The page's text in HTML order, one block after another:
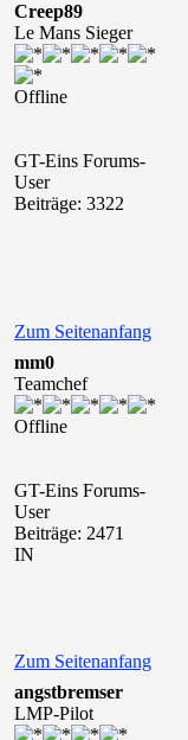
Creep89
Le Mans Sieger
Offline
GT-Eins Forums-
User
Beiträge: 3322
Zum Seitenanfang
mm0
Teamchef
Offline
GT-Eins Forums-
User
Beiträge: 2471
IN
Zum Seitenanfang
angstbremser
LMP-Pilot